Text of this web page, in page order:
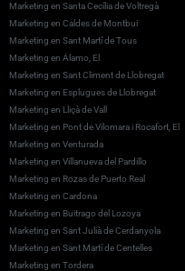
Marketing en Santa Cecília de Voltregà
Marketing en Caldes de Montbui
Marketing en Sant Martí de Tous
Marketing en Álamo, El
Marketing en Sant Climent de Llobregat
Marketing en Esplugues de Llobregat
Marketing en Lliçà de Vall
Marketing en Pont de Vilomara i Rocafort, El
Marketing en Venturada
Marketing en Villanueva del Pardillo
Marketing en Rozas de Puerto Real
Marketing en Cardona
Marketing en Buitrago del Lozoya
Marketing en Sant Julià de Cerdanyola
Marketing en Sant Martí de Centelles
Marketing en Tordera